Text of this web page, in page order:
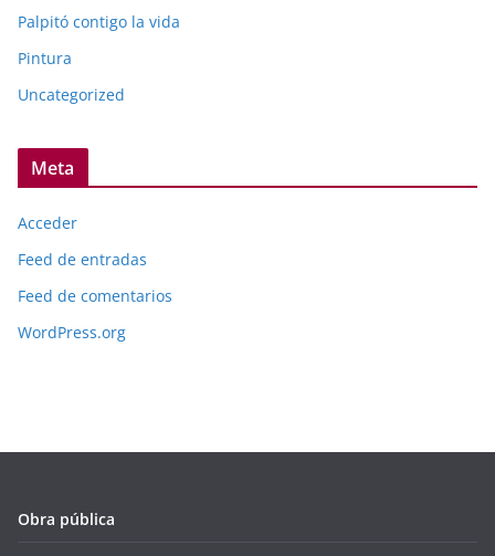
Palpitó contigo la vida
Pintura
Uncategorized
Meta
Acceder
Feed de entradas
Feed de comentarios
WordPress.org
Obra pública